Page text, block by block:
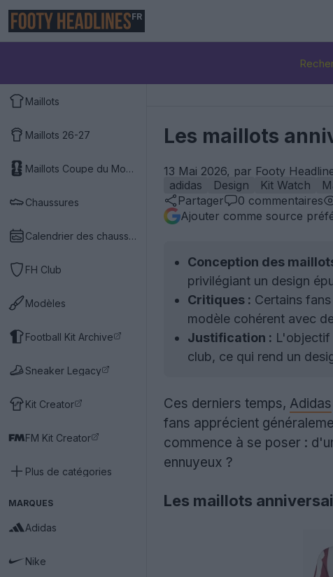
FR
Maillots
Maillots 26-27
Maillots Coupe du Monde 2026
Chaussures
Calendrier des chaussures
FH Club
Modèles
Football Kit Archive
Sneaker Legacy
Kit Creator
FM Kit Creator
Plus de catégories
MARQUES
Adidas
Nike
Les maillots
13 Mai 2026, par Footy
adidas
Design Kit Watch
Partager
0 commentaires
Ajouter comme source
Conception des
privilégiant un design
Critiques : Certains
modèle cohérent avec
Justification : L'objectif
club, ce qui rend un
Ces derniers temps, Adidas
fans apprécient
commence à se poser :
ennuyeux ?
Les maillots